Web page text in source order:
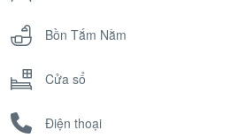
Bồn Tắm Nằm
Cửa sổ
Điện thoại